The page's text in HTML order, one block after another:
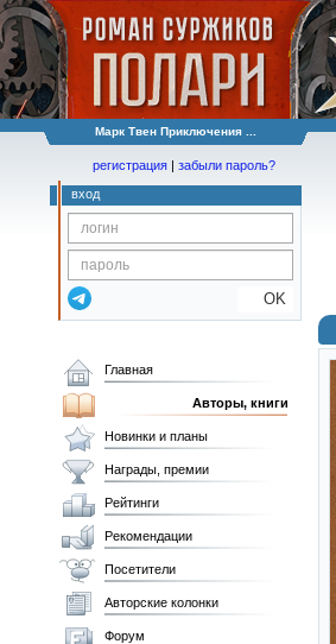
Марк Твен Приключения ...
регистрация | забыли пароль?
вход
OK
Главная
Авторы, книги
Новинки и планы
Награды, премии
Рейтинги
Рекомендации
Посетители
Авторские колонки
Форум